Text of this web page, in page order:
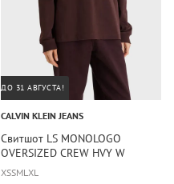
ДО 31 АВГУСТА!
CALVIN KLEIN JEANS
Свитшот LS MONOLOGO
OVERSIZED CREW HVY W
XSSMLXL